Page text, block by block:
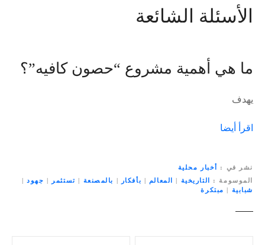
الأسئلة الشائعة
ما هي أهمية مشروع “حصون كافيه”؟
يهدف
اقرأ أيضا
نشر في
أخبار محلية
الموسومة
التاريخية | المعالم | بأفكار | بالمصنعة | تستثمر | جهود|
شبابية | مبتكرة